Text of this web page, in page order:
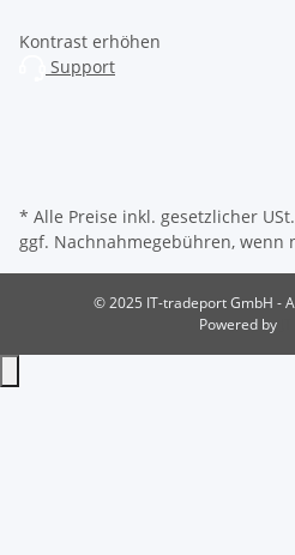
Kontrast erhöhen
Support
* Alle Preise inkl. gesetzlicher
ggf. Nachnahmegebühren, wenn
© 2025 IT-tradeport GmbH -
Powered by